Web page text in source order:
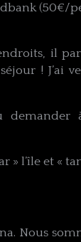
(50€/
il
! J’ai
l’île et «
Nous